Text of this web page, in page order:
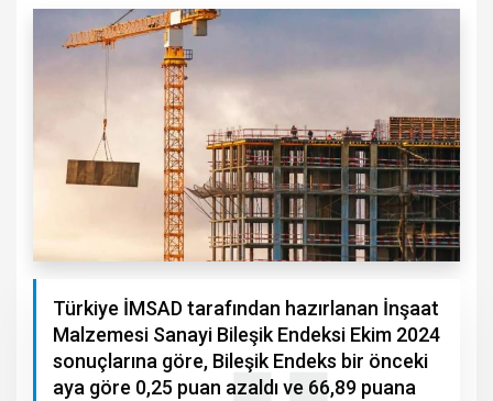
Türkiye İMSAD tarafından hazırlanan İnşaat
Malzemesi Sanayi Bileşik Endeksi Ekim 2024
sonuçlarına göre, Bileşik Endeks bir önceki
aya göre 0,25 puan azaldı ve 66,89 puana